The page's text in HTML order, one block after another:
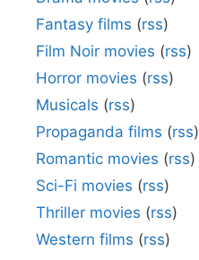
Fantasy films (rss)
Film Noir movies (rss)
Horror movies (rss)
Musicals (rss)
Propaganda films (rss)
Romantic movies (rss)
Sci-Fi movies (rss)
Thriller movies (rss)
Western films (rss)